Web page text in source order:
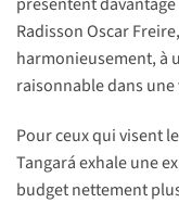
Radisson Oscar
harmonieusement, à
raisonnable dans
Pour ceux qui visent
Tangará exhale une
budget nettement